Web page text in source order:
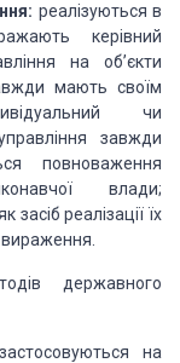
реалізуються в
керівний
на об’єкти
мають своїм
чи
завжди
повноваження
влади;
реалізації їх
державного
на